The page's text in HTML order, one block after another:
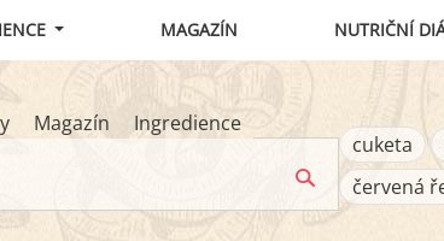
MAGAZÍN NUTRIČNÍ
Magazín
Ingredience
cuketa
červená